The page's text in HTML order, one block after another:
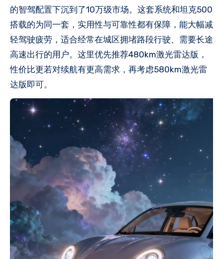
的智驾配置下沉到了10万级市场。这套系统和坦克500
搭载的为同一套，实用性与可靠性都有保障，能大幅减
轻驾驶疲劳，适合经常在城区拥堵路段行驶、需要长途
高速出行的用户。这里优先推荐480km激光雷达版，
性价比更若对续航有更高需求，再考虑580km激光雷
达版即可。